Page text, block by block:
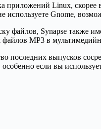
приложений Linux,
используете Gnome,
файлов, Synapse также
файлов MP3 в
последних выпусков
если вы